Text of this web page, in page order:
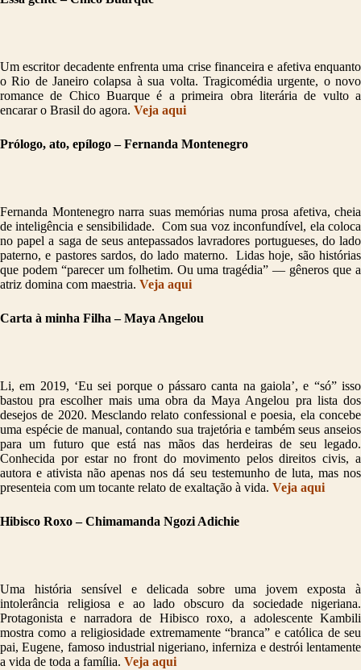
Um escritor decadente enfrenta uma crise financeira e afetiva enquanto
o Rio de Janeiro colapsa à sua volta. Tragicomédia urgente, o novo
romance de Chico Buarque é a primeira obra literária de vulto a
encarar o Brasil do agora. Veja aqui
Prólogo, ato, epílogo – Fernanda Montenegro
Fernanda Montenegro narra suas memórias numa prosa afetiva, cheia
de inteligência e sensibilidade. Com sua voz inconfundível, ela coloca
no papel a saga de seus antepassados lavradores portugueses, do lado
paterno, e pastores sardos, do lado materno. Lidas hoje, são histórias
que podem “parecer um folhetim. Ou uma tragédia” — gêneros que a
atriz domina com maestria. Veja aqui
Carta à minha Filha – Maya Angelou
Li, em 2019, ‘Eu sei porque o pássaro canta na gaiola’, e “só” isso
bastou pra escolher mais uma obra da Maya Angelou pra lista dos
desejos de 2020. Mesclando relato confessional e poesia, ela concebe
uma espécie de manual, contando sua trajetória e também seus anseios
para um futuro que está nas mãos das herdeiras de seu legado.
Conhecida por estar no front do movimento pelos direitos civis, a
autora e ativista não apenas nos dá seu testemunho de luta, mas nos
presenteia com um tocante relato de exaltação à vida. Veja aqui
Hibisco Roxo – Chimamanda Ngozi Adichie
Uma história sensível e delicada sobre uma jovem exposta à
intolerância religiosa e ao lado obscuro da sociedade nigeriana.
Protagonista e narradora de Hibisco roxo, a adolescente Kambili
mostra como a religiosidade extremamente “branca” e católica de seu
pai, Eugene, famoso industrial nigeriano, inferniza e destrói lentamente
a vida de toda a família. Veja aqui